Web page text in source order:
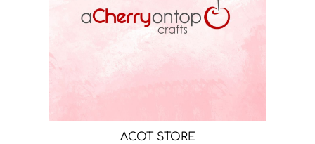
ACOT STORE